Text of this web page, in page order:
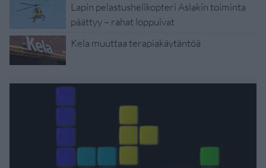
Lapin pelastushelikopteri Aslakin toiminta
päättyy – rahat loppuivat
Kela muuttaa terapiakäytäntöä